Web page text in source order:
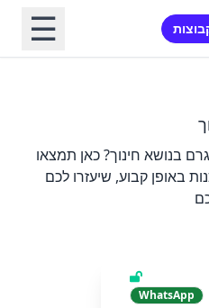
☰
בנושא חינוך? כאן תמצאו
באופן קבוע, שיעזרו לכם
WhatsApp